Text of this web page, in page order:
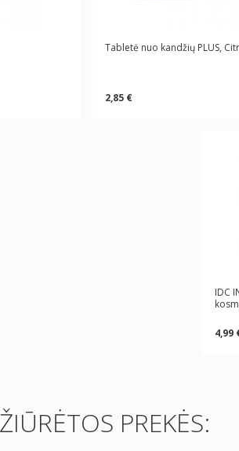
Tabletė nuo kandžių PLUS,
2,85 €
IDC
4,99
PREKĖS: